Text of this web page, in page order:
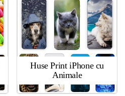
Huse Print iPhone cu
Animale